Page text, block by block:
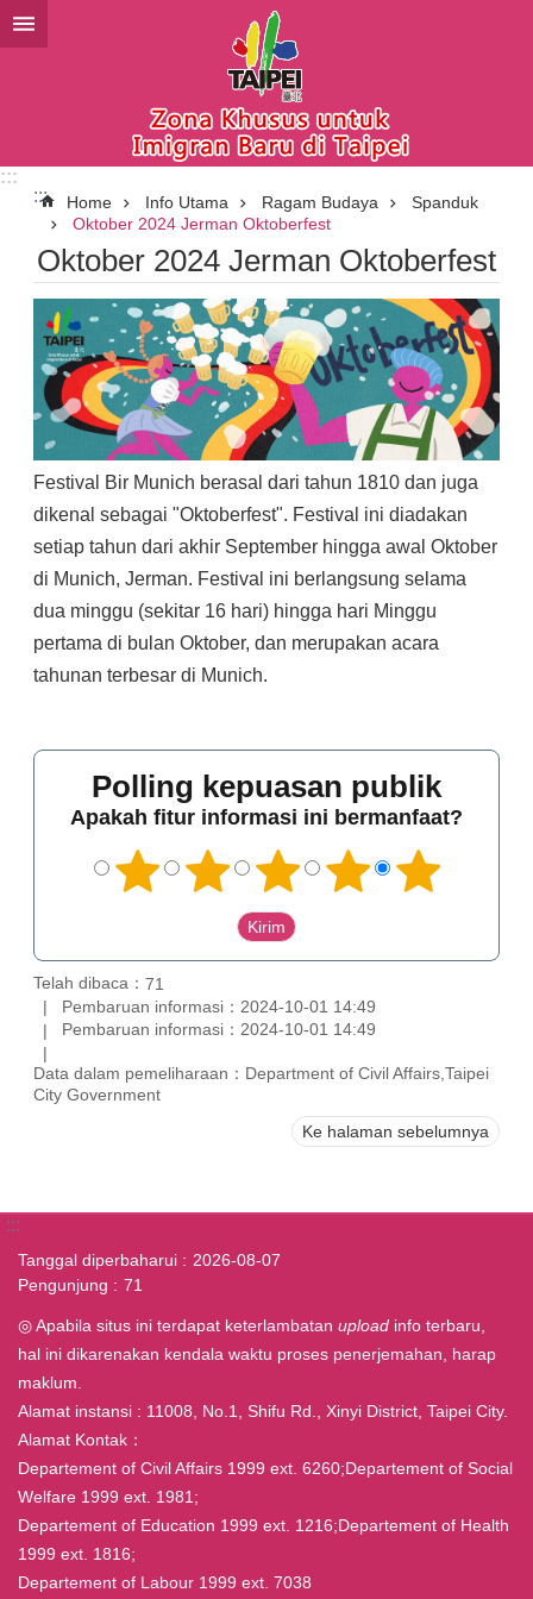
Lompat ke blok konten utama
:::
:::
Home Info Utama Ragam Budaya
Spanduk
Oktober 2024 Jerman Oktoberfest
Oktober 2024 Jerman Oktoberfest
Festival Bir Munich berasal dari tahun 1810 dan juga
dikenal sebagai "Oktoberfest". Festival ini diadakan
setiap tahun dari akhir September hingga awal Oktober
di Munich, Jerman. Festival ini berlangsung selama
dua minggu (sekitar 16 hari) hingga hari Minggu
pertama di bulan Oktober, dan merupakan acara
tahunan terbesar di Munich.
Polling kepuasan publik
Apakah fitur informasi ini bermanfaat?
Telah dibaca： 71
Pembaruan informasi：2024-10-01 14:49
Pembaruan informasi：2024-10-01 14:49
Data dalam pemeliharaan：Department of Civil Affairs,Taipei
City Government
Ke halaman sebelumnya
:::
Tanggal diperbaharui
2026-08-07
Pengunjung
71
◎ Apabila situs ini terdapat keterlambatan upload info terbaru,
hal ini dikarenakan kendala waktu proses penerjemahan, harap
maklum.
Alamat instansi : 11008, No.1, Shifu Rd., Xinyi District, Taipei City.
Alamat Kontak：
Departement of Civil Affairs 1999 ext. 6260;Departement of Social
Welfare 1999 ext. 1981;
Departement of Education 1999 ext. 1216;Departement of Health
1999 ext. 1816;
Departement of Labour 1999 ext. 7038